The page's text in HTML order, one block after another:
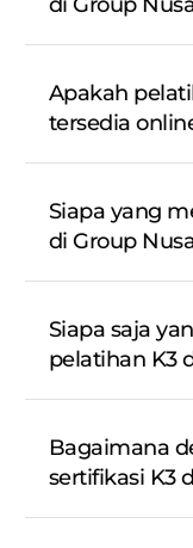
Apakah
tersedia
Siapa yang
di Group
Siapa saja
pelatihan K3
Bagaimana
sertifikasi K3